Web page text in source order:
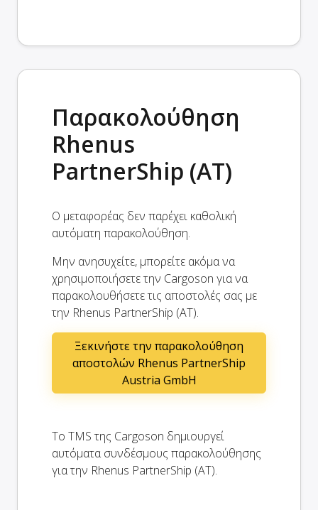
Παρακολούθηση
Rhenus
PartnerShip (AT)
Ο μεταφορέας δεν παρέχει καθολική
αυτόματη παρακολούθηση.
Μην ανησυχείτε, μπορείτε ακόμα να
χρησιμοποιήσετε την Cargoson για να
παρακολουθήσετε τις αποστολές σας με
την Rhenus PartnerShip (AT).
Ξεκινήστε την παρακολούθηση
αποστολών Rhenus PartnerShip
Austria GmbH
Το TMS της Cargoson δημιουργεί
αυτόματα συνδέσμους παρακολούθησης
για την Rhenus PartnerShip (AT).